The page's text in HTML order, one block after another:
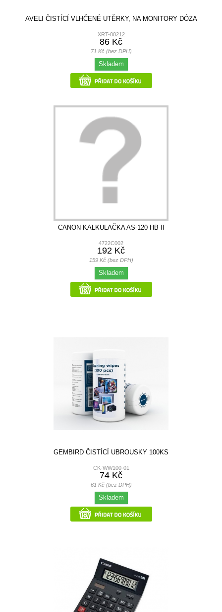
AVELI ČISTÍCÍ VLHČENÉ UTĚRKY, NA MONITORY DÓZA
XRT-00212
86 Kč
71 Kč (bez DPH)
Skladem
CANON KALKULAČKA AS-120 HB II
4722C002
192 Kč
159 Kč (bez DPH)
Skladem
GEMBIRD ČISTÍCÍ UBROUSKY 100KS
CK-WW100-01
74 Kč
61 Kč (bez DPH)
Skladem